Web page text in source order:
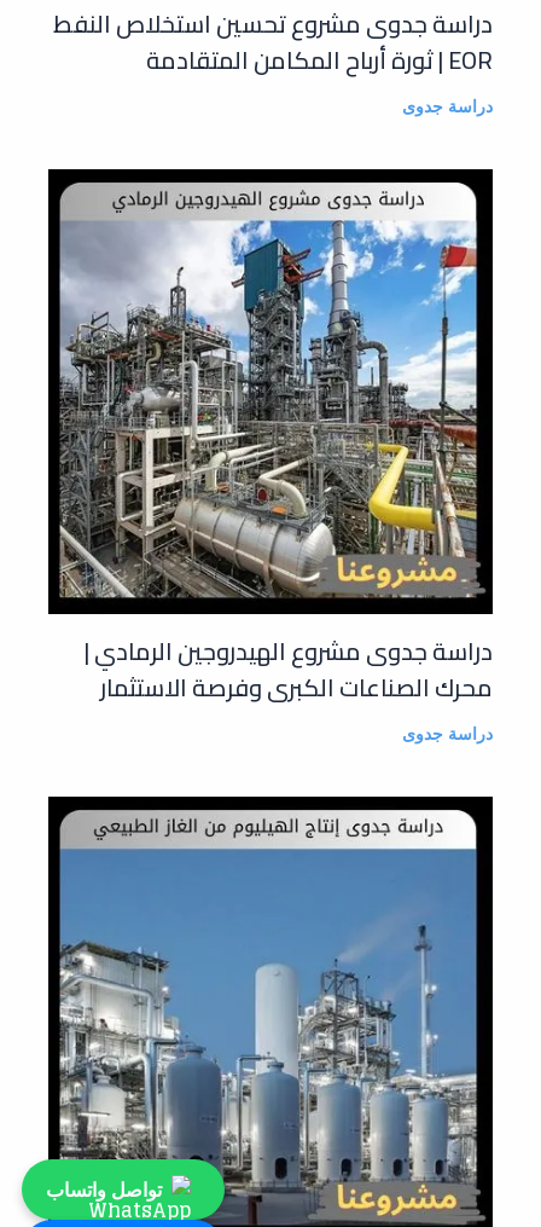
دراسة جدوى مشروع تحسين استخلاص النفط
EOR | ثورة أرباح المكامن المتقادمة
دراسة جدوى
دراسة جدوى مشروع الهيدروجين الرمادي |
محرك الصناعات الكبرى وفرصة الاستثمار
دراسة جدوى
تواصل واتساب